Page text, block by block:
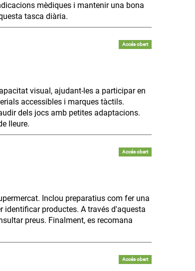
mèdiques i mantenir una bona
tasca diària.
Accés obert
visual, ajudant-les a participar en
accessibles i marques tàctils.
dels jocs amb petites adaptacions.
lleure.
Accés obert
Inclou preparatius com fer una
identificar productes. A través d'aquesta
preus. Finalment, es recomana
Accés obert